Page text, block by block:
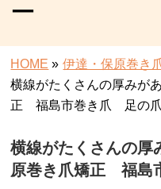
ー
HOME » 伊達・保原巻き
横線がたくさんの厚みが
正 福島市巻き爪 足の爪
横線がたくさんの厚
原巻き爪矯正 福島